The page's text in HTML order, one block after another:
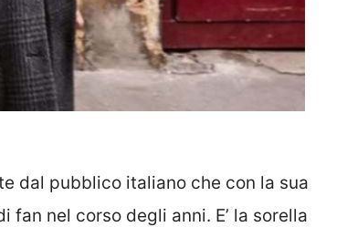
dal pubblico italiano che con la sua
nel corso degli anni. E’ la sorella